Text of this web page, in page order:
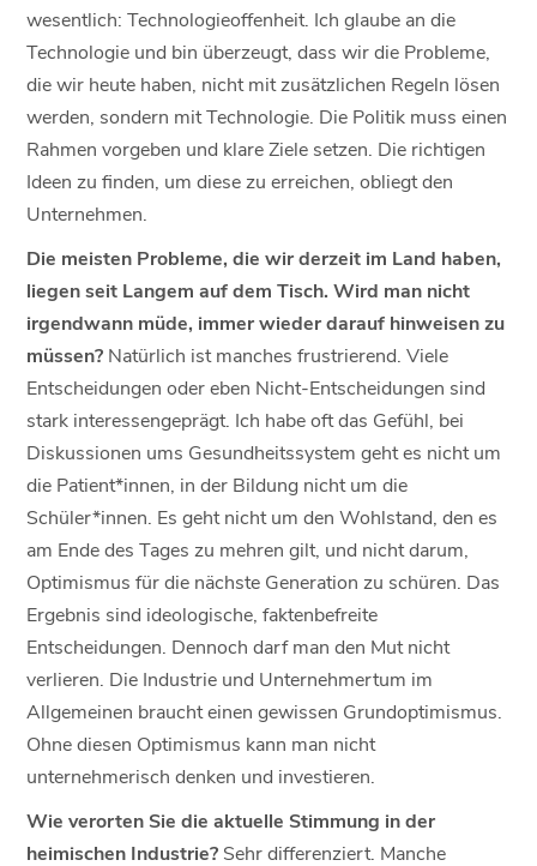
wesentlich: Technologieoffenheit. Ich glaube an die
Technologie und bin überzeugt, dass wir die Probleme,
die wir heute haben, nicht mit zusätzlichen Regeln lösen
werden, sondern mit Technologie. Die Politik muss einen
Rahmen vorgeben und klare Ziele setzen. Die richtigen
Ideen zu finden, um diese zu erreichen, obliegt den
Unternehmen.
Die meisten Probleme, die wir derzeit im Land haben,
liegen seit Langem auf dem Tisch. Wird man nicht
irgendwann müde, immer wieder darauf hinweisen zu
müssen? Natürlich ist manches frustrierend. Viele
Entscheidungen oder eben Nicht-Entscheidungen sind
stark interessengeprägt. Ich habe oft das Gefühl, bei
Diskussionen ums Gesundheitssystem geht es nicht um
die Patient*innen, in der Bildung nicht um die
Schüler*innen. Es geht nicht um den Wohlstand, den es
am Ende des Tages zu mehren gilt, und nicht darum,
Optimismus für die nächste Generation zu schüren. Das
Ergebnis sind ideologische, faktenbefreite
Entscheidungen. Dennoch darf man den Mut nicht
verlieren. Die Industrie und Unternehmertum im
Allgemeinen braucht einen gewissen Grundoptimismus.
Ohne diesen Optimismus kann man nicht
unternehmerisch denken und investieren.
Wie verorten Sie die aktuelle Stimmung in der
heimischen Industrie? Sehr differenziert. Manche